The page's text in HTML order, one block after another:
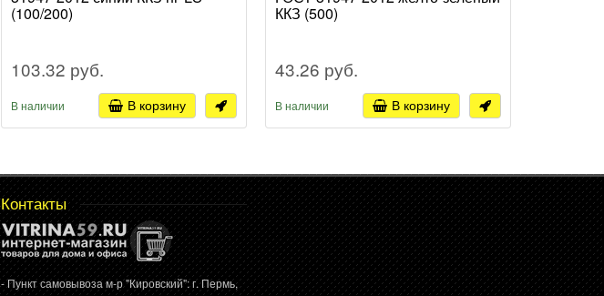
(100/200)
103.32 руб.
В наличии В корзину
ККЗ (500)
43.26 руб.
В наличии В корзину
Контакты
- Пункт самовывоза м-р "Кировский": г. Пермь,